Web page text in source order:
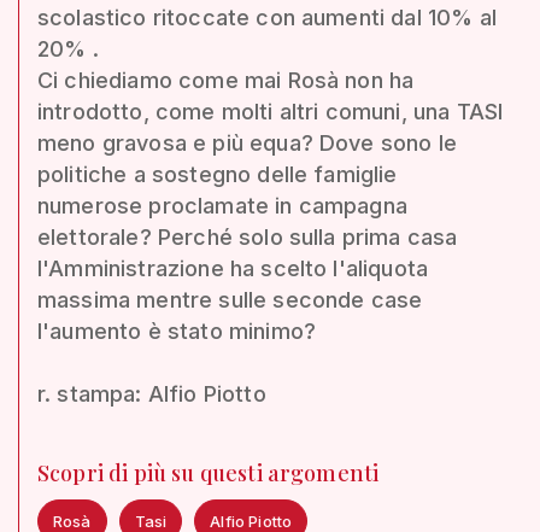
scolastico ritoccate con aumenti dal 10% al
20% .
Ci chiediamo come mai Rosà non ha
introdotto, come molti altri comuni, una TASI
meno gravosa e più equa? Dove sono le
politiche a sostegno delle famiglie
numerose proclamate in campagna
elettorale? Perché solo sulla prima casa
l'Amministrazione ha scelto l'aliquota
massima mentre sulle seconde case
l'aumento è stato minimo?
r. stampa: Alfio Piotto
Scopri di più su questi argomenti
Rosà Tasi Alfio Piotto